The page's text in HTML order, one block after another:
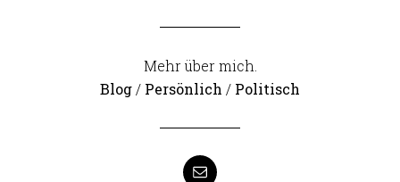
Mehr über mich.
Blog/ Persönlich / Politisch